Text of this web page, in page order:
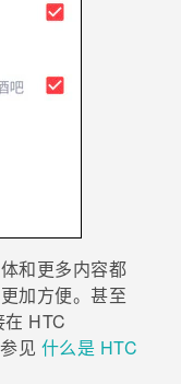
和更多内容都
加方便。 甚至
HTC
见 什么是 HTC